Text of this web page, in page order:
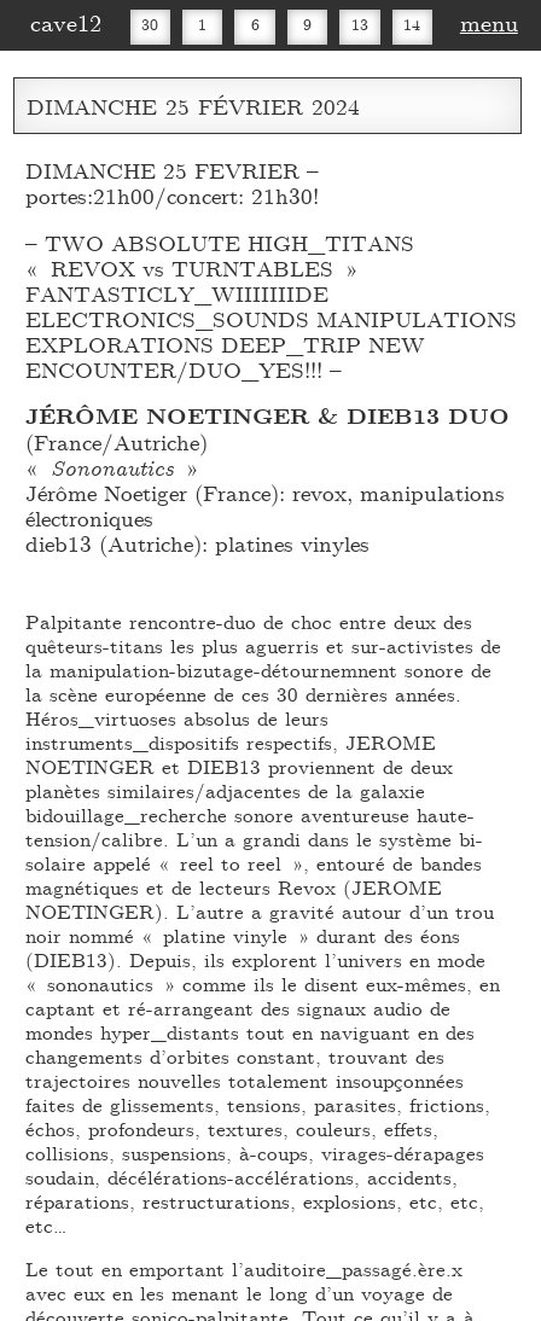
cave12 30 1 6 9 13 14
16 20 27 30
menu
DIMANCHE 25 FÉVRIER 2024
DIMANCHE 25 FEVRIER –
portes:21h00/concert: 21h30!
– TWO ABSOLUTE HIGH_TITANS
« REVOX vs TURNTABLES »
FANTASTICLY_WIIIIIIIDE
ELECTRONICS_ SOUNDS MANIPULATIONS
EXPLORATIONS DEEP_TRIP NEW
ENCOUNTER/DUO_YES!!! –
JÉRÔME NOETINGER & DIEB13 DUO
(France/Autriche)
« Sononautics »
Jérôme Noetiger (France): revox, manipulations
électroniques
dieb13 (Autriche): platines vinyles
Palpitante rencontre-duo de choc entre deux des
quêteurs-titans les plus aguerris et sur-activistes de
la manipulation-bizutage-détournemnent sonore de
la scène européenne de ces 30 dernières années.
Héros_virtuoses absolus de leurs
instruments_dispositifs respectifs, JEROME
NOETINGER et DIEB13 proviennent de deux
planètes similaires/adjacentes de la galaxie
bidouillage_recherche sonore aventureuse haute-
tension/calibre. L’un a grandi dans le système bi-
solaire appelé « reel to reel », entouré de bandes
magnétiques et de lecteurs Revox (JEROME
NOETINGER). L’autre a gravité autour d’un trou
noir nommé « platine vinyle » durant des éons
(DIEB13). Depuis, ils explorent l’univers en mode
« sononautics » comme ils le disent eux-mêmes, en
captant et ré-arrangeant des signaux audio de
mondes hyper_distants tout en naviguant en des
changements d’orbites constant, trouvant des
trajectoires nouvelles totalement insoupçonnées
faites de glissements, tensions, parasites, frictions,
échos, profondeurs, textures, couleurs, effets,
collisions, suspensions, à-coups, virages-dérapages
soudain, décélérations-accélérations, accidents,
réparations, restructurations, explosions, etc, etc,
etc…
Le tout en emportant l’auditoire_passagé.ère.x
avec eux en les menant le long d’un voyage de